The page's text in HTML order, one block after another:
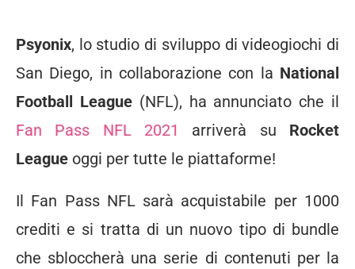
Psyonix, lo studio di sviluppo di videogiochi di
San Diego, in collaborazione con la National
Football League(NFL), ha annunciato che il
Fan Pass NFL 2021
arriverà su Rocket
League oggi per tutte le piattaforme!
Il Fan Pass NFL sarà acquistabile per 1000
crediti e si tratta di un nuovo tipo di bundle
che sbloccherà una serie di contenuti per la